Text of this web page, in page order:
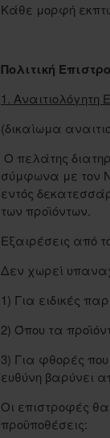
Κάθε μορφή
Πολιτική
1. Αναιτιολόγητη
(δικαίωμα
Ο πελάτης
σύμφωνα με τον
εντός
των προϊόντων.
Εξαιρέσεις από
Δεν χωρεί
1) Για ειδικές
2) Όπου τα
3) Για φθορές που
ευθύνη βαρύνει
Οι επιστροφές
προϋποθέσεις: